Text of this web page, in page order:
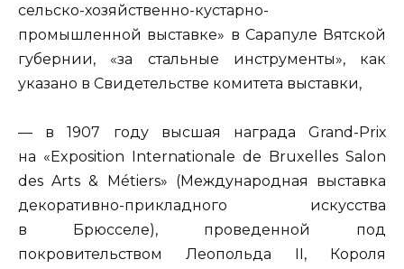
сельско-хозяйственно-кустарно-
промышленной выставке» в Сарапуле Вятской
губернии, «за стальные инструменты», как
указано в Свидетельстве комитета выставки,
— в 1907 году высшая награда Grand-Priх
на «Exposition Internationale de Bruxelles Salon
des Arts & Métiers» (Международная выставка
декоративно-прикладного искусства
в Брюсселе), проведенной под
покровительством Леопольда II, Короля